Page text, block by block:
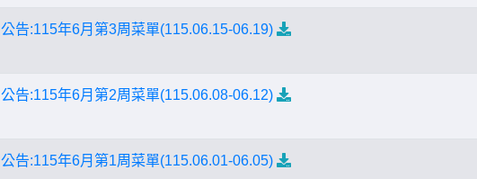
公告:115年6月第3周菜單(115.06.15-06.19)
公告:115年6月第2周菜單(115.06.08-06.12)
公告:115年6月第1周菜單(115.06.01-06.05)